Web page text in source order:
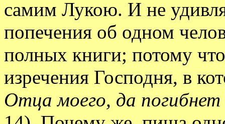
самим Лукою. И не
попечения об одном
полных книги; потому
изречения Господня, в
Отца моего, да